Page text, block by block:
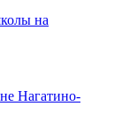
на
Нагатино-